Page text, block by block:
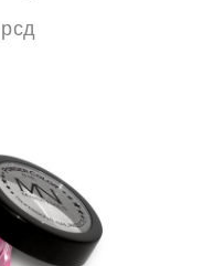
рсд